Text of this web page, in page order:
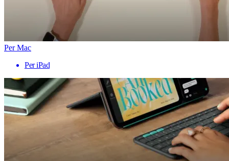
Per Mac
Per iPad